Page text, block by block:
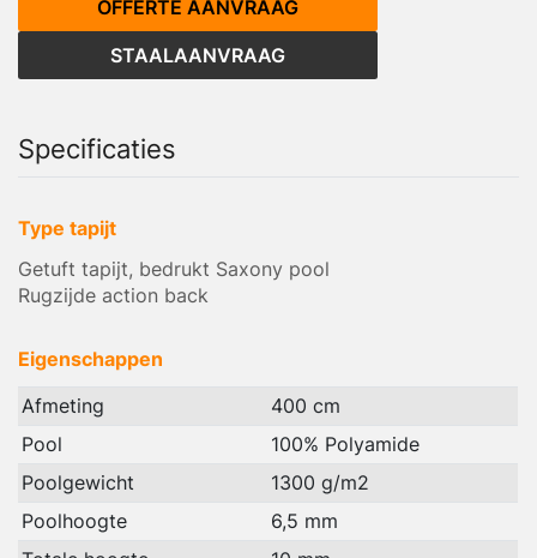
OFFERTE AANVRAAG
STAALAANVRAAG
Specificaties
Type tapijt
Getuft tapijt, bedrukt Saxony pool
Rugzijde action back
Eigenschappen
Afmeting
400 cm
Pool
100% Polyamide
Poolgewicht
1300 g/m2
Poolhoogte
6,5 mm